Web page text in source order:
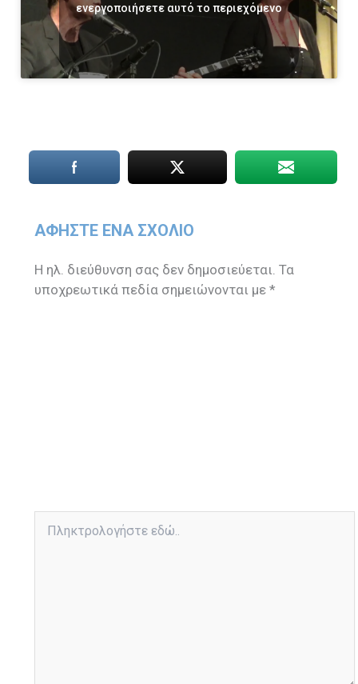
ενεργοποιήσετε αυτό το περιεχόμενο
ΑΦΉΣΤΕ ΈΝΑ ΣΧΌΛΙΟ
Η ηλ. διεύθυνση σας δεν δημοσιεύεται. Τα
υποχρεωτικά πεδία σημειώνονται με*
εδώ..